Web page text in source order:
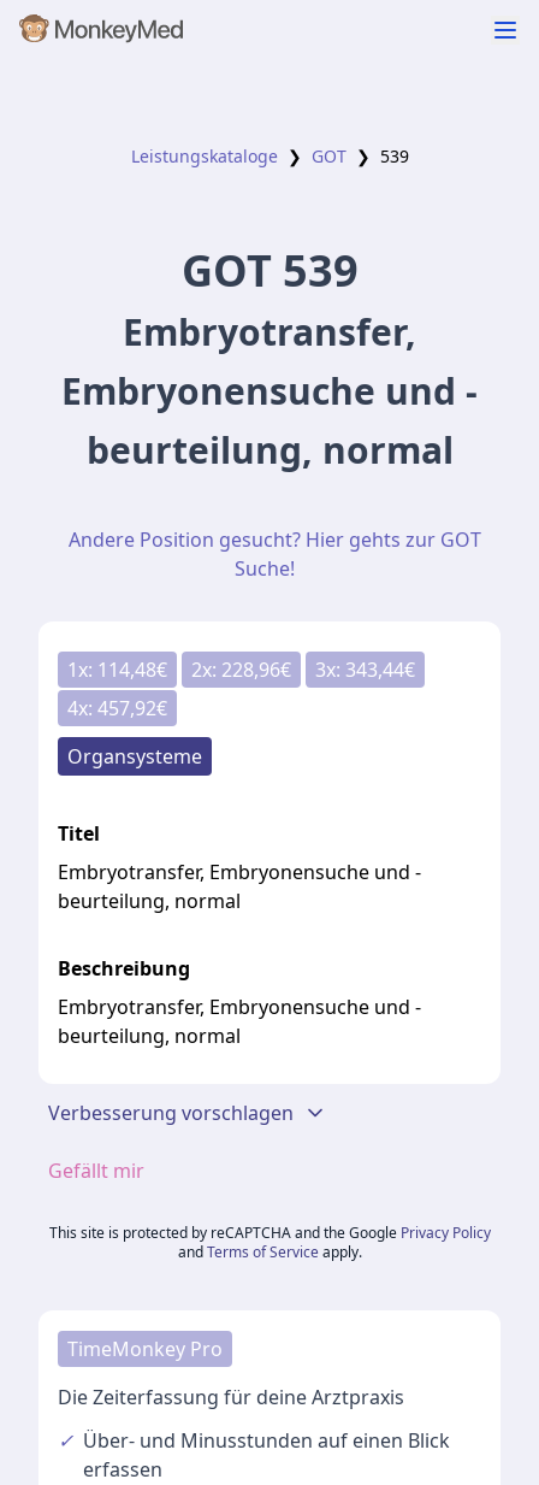
Leistungskataloge ❯ GOT ❯ 539
GOT 539
Embryotransfer,
Embryonensuche und -
beurteilung, normal
Andere Position gesucht? Hier gehts zur GOT
Suche!
1x: 114,48€ 2x: 228,96€ 3x: 343,44€
4x: 457,92€
Organsysteme
Titel
Embryotransfer, Embryonensuche und -
beurteilung, normal
Beschreibung
Embryotransfer, Embryonensuche und -
beurteilung, normal
Verbesserung vorschlagen
Gefällt mir
This site is protected by reCAPTCHA and the Google Privacy Policy
and Terms of Service apply.
TimeMonkey Pro
Die Zeiterfassung für deine Arztpraxis
✓ Über- und Minusstunden auf einen Blick
erfassen